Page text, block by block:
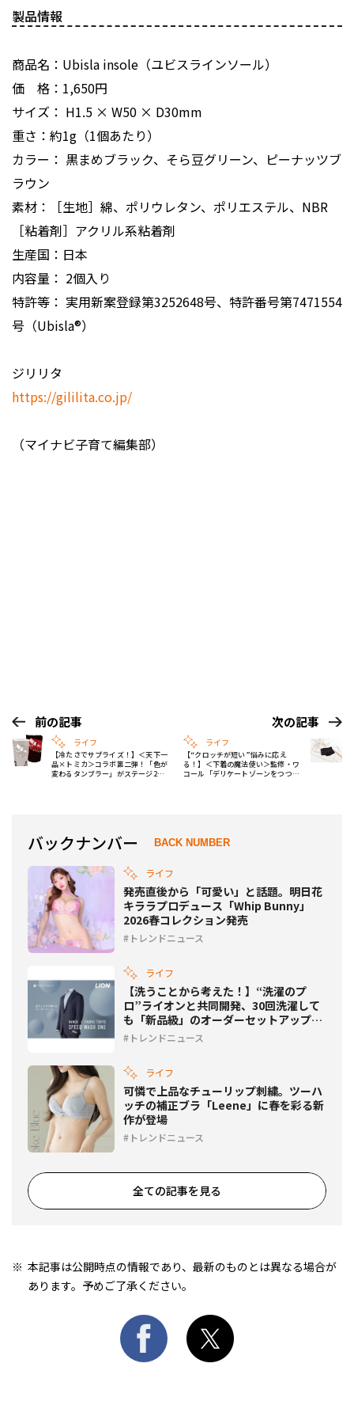
製品情報
商品名：Ubisla insole（ユビスラインソール）
価 格：1,650円
サイズ： H1.5 × W50 × D30mm
重さ：約1g（1個あたり）
カラー： 黒まめブラック、そら豆グリーン、ピーナッツブ
ラウン
素材：［生地］綿、ポリウレタン、ポリエステル、NBR
［粘着剤］アクリル系粘着剤
生産国：日本
内容量： 2個入り
特許等： 実用新案登録第3252648号、特許番号第7471554
号（Ubisla®︎）
ジリリタ
https://gililita.co.jp/
（マイナビ子育て編集部）
前の記事
ライフ
【冷たさでサプライズ！】＜天下一
品×トミカ＞コラボ第二弾！「色が
変わるタンブラー」がステージ2に
次の記事
ライフ
【“クロッチが短い”悩みに応え
る！】＜下着の魔法使い＞監修・ワ
コール「デリケートゾーンをつつみ
バックナンバー BACK NUMBER
ライフ
発売直後から「可愛い」と話題。明日花
キララプロデュース「Whip Bunny」
2026春コレクション発売
トレンドニュース
ライフ
【洗うことから考えた！】“洗濯のプ
ロ”ライオンと共同開発、30回洗濯して
も「新品級」のオーダーセットアップが
誕生！
トレンドニュース
ライフ
可憐で上品なチューリップ刺繍。ツーハ
ッチの補正ブラ「Leene」に春を彩る新
作が登場
トレンドニュース
全ての記事を見る
本記事は公開時点の情報であり、最新のものとは異なる場合が
あります。予めご了承ください。